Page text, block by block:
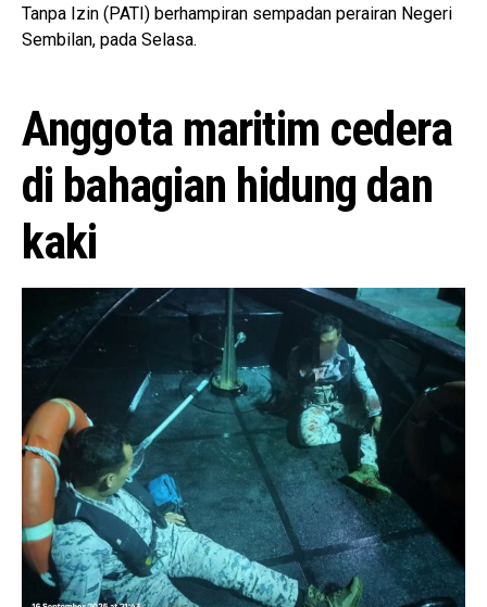
Tanpa Izin (PATI) berhampiran sempadan perairan Negeri
Sembilan, pada Selasa.
Anggota maritim cedera
di bahagian hidung dan
kaki